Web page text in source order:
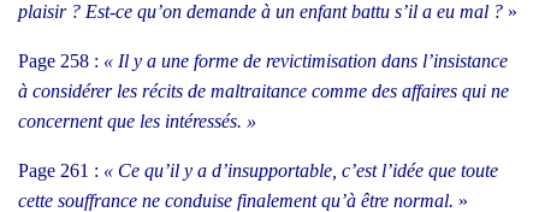
plai­sir ? Est-ce qu’on demande à un enfant bat­tu s’il a eu mal ? »
Page 258 : « Il y a une forme de revic­ti­mi­sa­tion dans l’insistance
à consi­dé­rer les récits de mal­trai­tance comme des affaires qui ne
concernent que les inté­res­sés. »
Page 261 : « Ce qu’il y a d’insupportable, c’est l’idée que toute
cette souf­france ne conduise fina­le­ment qu’à être nor­mal. »